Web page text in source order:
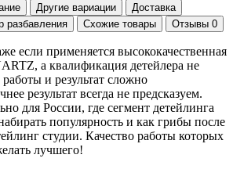
Другие вариации
Доставка
разбавления Схожие товары Отзывы 0
если применяется высококачественная
а квалификация детейлера не
работы и результат сложно
результат всегда не предсказуем.
для России, где сегмент детейлинга
популярность и как грибы после
студии. Качество работы которых
лучшего!